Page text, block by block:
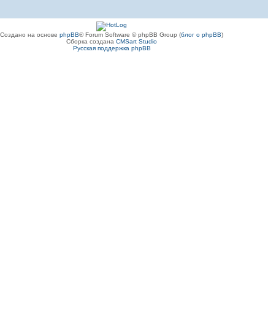
Создано на основе phpBB® Forum Software © phpBB Group (блог о phpBB)
Сборка создана CMSart Studio
Русская поддержка phpBB